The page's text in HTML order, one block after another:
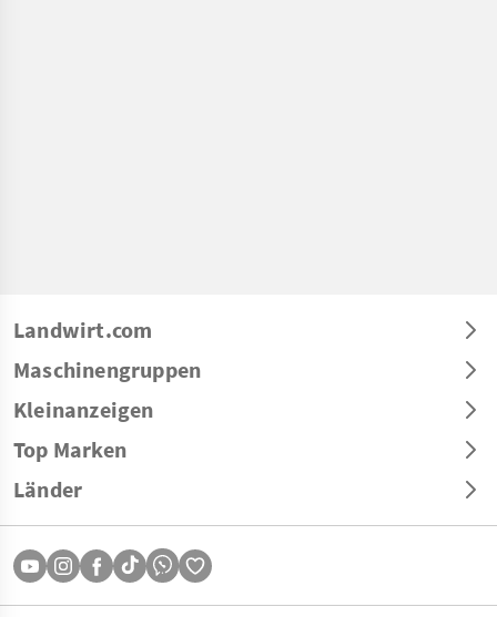
Landwirt.com
Maschinengruppen
Kleinanzeigen
Top Marken
Länder